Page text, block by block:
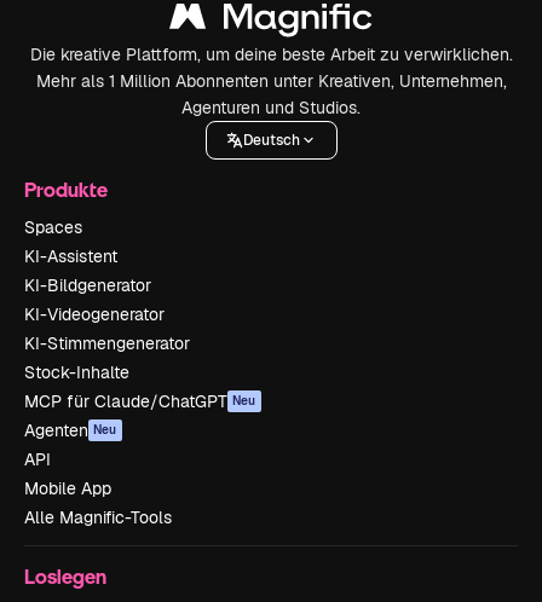
Die kreative Plattform, um deine beste Arbeit zu verwirklichen.
Mehr als 1 Million Abonnenten unter Kreativen, Unternehmen,
Agenturen und Studios.
Deutsch
Produkte
Spaces
KI-Assistent
KI-Bildgenerator
KI-Videogenerator
KI-Stimmengenerator
Stock-Inhalte
MCP für Claude/ChatGPT Neu
Agenten Neu
API
Mobile App
Alle Magnific-Tools
Loslegen